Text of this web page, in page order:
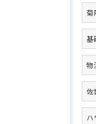
菊
基
物
佐
ハ